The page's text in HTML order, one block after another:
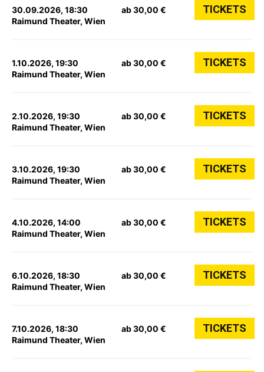
30.09.2026, 18:30
Raimund Theater, Wien
ab 30,00 € TICKETS
1.10.2026, 19:30
Raimund Theater, Wien
ab 30,00 € TICKETS
2.10.2026, 19:30
Raimund Theater, Wien
ab 30,00 € TICKETS
3.10.2026, 19:30
Raimund Theater, Wien
ab 30,00 € TICKETS
4.10.2026, 14:00
Raimund Theater, Wien
ab 30,00 € TICKETS
6.10.2026, 18:30
Raimund Theater, Wien
ab 30,00 € TICKETS
7.10.2026, 18:30
Raimund Theater, Wien
ab 30,00 € TICKETS